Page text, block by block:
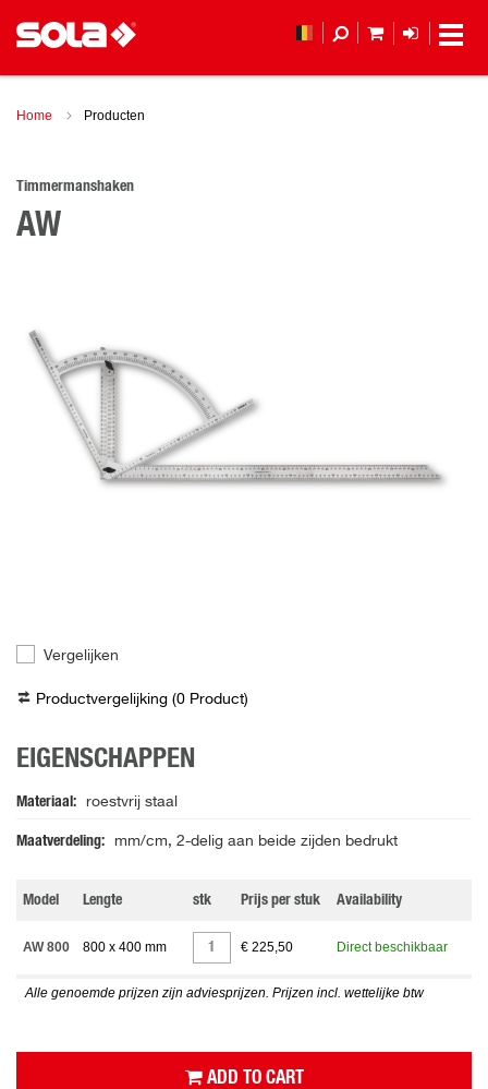
Home Producten
Timmermanshaken
AW
Vergelijken
Productvergelijking (0 Product)
EIGENSCHAPPEN
Materiaal roestvrij staal
Maatverdeling mm/cm, 2-delig aan beide zijden bedrukt
Model Lengte stk Prijs per stuk Availability
AW 800 800 x 400 mm € 225,50 Direct beschikbaar
Alle genoemde prijzen zijn adviesprijzen. Prijzen incl. wettelijke btw
ADD TO CART
MIJN LOGIN